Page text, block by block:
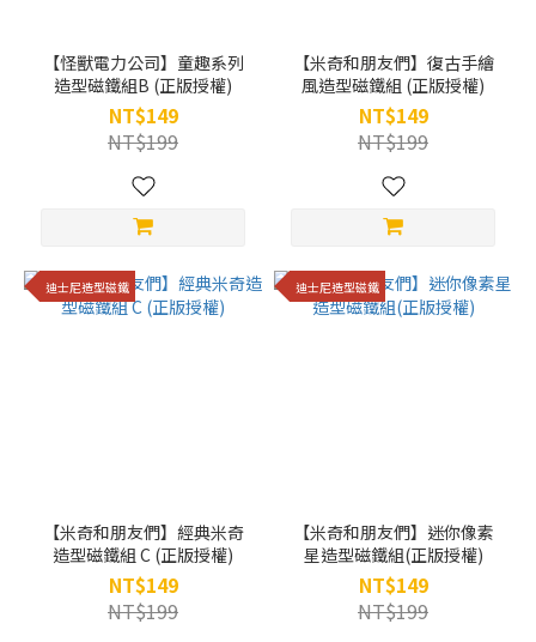
【怪獸電力公司】童趣系列
造型磁鐵組B (正版授權)
NT$149
NT$199
【米奇和朋友們】復古手繪
風造型磁鐵組 (正版授權)
NT$149
NT$199
迪士尼造型磁鐵
【米奇和朋友們】經典米奇
造型磁鐵組 C (正版授權)
NT$149
NT$199
迪士尼造型磁鐵
【米奇和朋友們】迷你像素
星造型磁鐵組(正版授權)
NT$149
NT$199